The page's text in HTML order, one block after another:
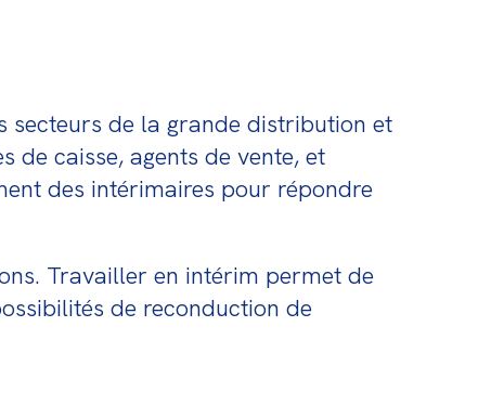
secteurs de la grande distribution et
de caisse, agents de vente, et
des intérimaires pour répondre
Travailler en intérim permet de
de reconduction de